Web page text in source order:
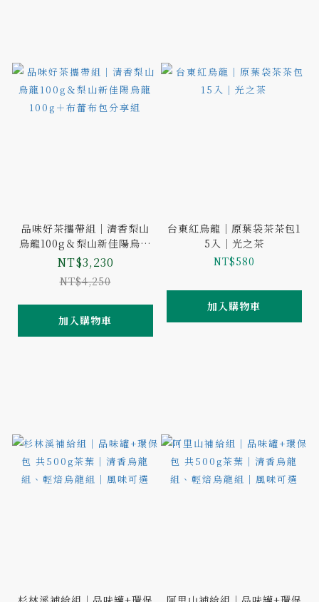
品味好茶攜帶組｜清香梨山
烏龍100g＆梨山新佳陽烏龍
100g＋布蕾布包分享組
NT$3,230
NT$4,250
加入購物車
台東紅烏龍｜原葉袋茶茶包1
5入｜光之茶
NT$580
加入購物車